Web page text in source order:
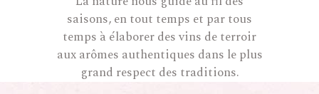
saisons, en tout temps et par tous
temps à élaborer des vins de terroir
aux arômes authentiques dans le plus
grand respect des traditions.